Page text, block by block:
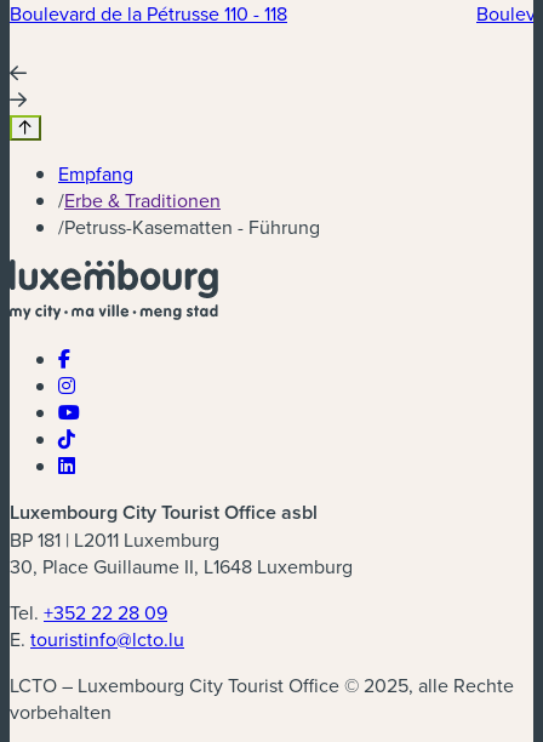
Boulevard de la Pétrusse 110 - 118
Empfang
/Erbe & Traditionen
/Petruss-Kasematten - Führung
Luxembourg City Tourist Office asbl
BP 181 | L2011 Luxemburg
30, Place Guillaume II, L1648 Luxemburg
Tel. +352 22 28 09
E. touristinfo@lcto.lu
LCTO – Luxembourg City Tourist Office © 2025, alle Rechte
vorbehalten